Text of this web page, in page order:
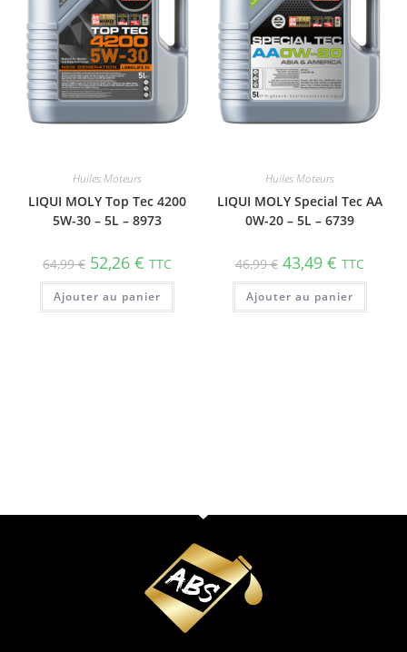
Huiles Moteurs
LIQUI MOLY Top Tec 4200
5W-30 – 5L – 8973
64,99€ 52,26€ TTC
Ajouter au panier
Huiles Moteurs
LIQUI MOLY Special Tec AA
0W-20 – 5L – 6739
46,99€ 43,49 € TTC
Ajouter au panier